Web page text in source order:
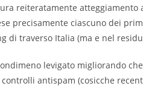
reiteratamente
precisamente ciascuno dei
di traverso Italia (ma e nel
levigato migliorando
antispam (cosicche